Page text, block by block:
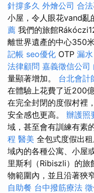
針撐多久 外燴公司 合
小屋，令人眼花vand亂
薦 我們的旅館
離世界遺產的中心350
記帳 seo優化 OTP 漏
法律顧問 嘉義徵信公司
量顯著增加。 台北會計
在體驗上花費了近200
在完全封閉的度假村裡
安全感也更高。 辦護照
域，甚至會有訓練有素
程 醫美 全包式度假出
域內的各種公寓、小屋
里斯利（Ribiszli）的旅
物範圍內，並且沿著狹
自助餐 台中撥筋療法